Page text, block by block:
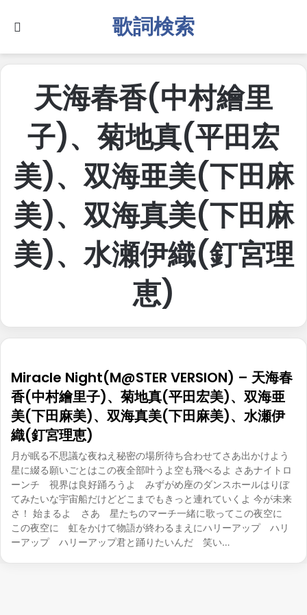
歌詞検索
天海春香(中村繪里
子)、菊地真(平田宏
美)、双海亜美(下田麻
美)、双海真美(下田麻
美)、水瀬伊織(釘宮理
恵)
Miracle Night(M@STER VERSION) – 天海春
香(中村繪里子)、菊地真(平田宏美)、双海亜
美(下田麻美)、双海真美(下田麻美)、水瀬伊
織(釘宮理恵)
月が眠る不思議な夜ねえ秘密の場所待ち合わせてさあ出かけよう
星に綴る願いごとはこの夜全部叶うよ空も飛べるよ さあナイトロ
ーンチ 視界は良好踊ろうよ みずがめ座のダンスホールはりぼ
てみたいな宇宙船だけどどこまでもきっと連れていくよ 今が未来
さ！ 始まるよ さあ 星たちのマーチ一緒に歌ってこの夜空に
この夜空に 虹をかけて物語が終わるまえにハリーアップ ハリ
ーアップ ハリーアップ君と踊りたいんだ 笑い…